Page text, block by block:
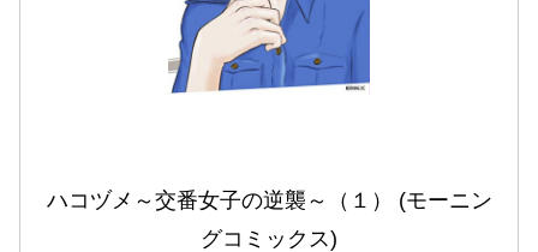
ハコヅメ～交番女子の逆襲～（１） (モーニン
グコミックス)